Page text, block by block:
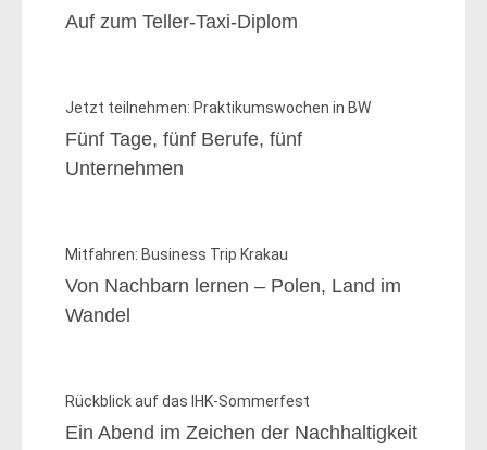
Auf zum Teller-Taxi-Diplom
Jetzt teilnehmen: Praktikumswochen in BW
Fünf Tage, fünf Berufe, fünf
Unternehmen
Mitfahren: Business Trip Krakau
Von Nachbarn lernen – Polen, Land im
Wandel
Rückblick auf das IHK-Sommerfest
Ein Abend im Zeichen der Nachhaltigkeit